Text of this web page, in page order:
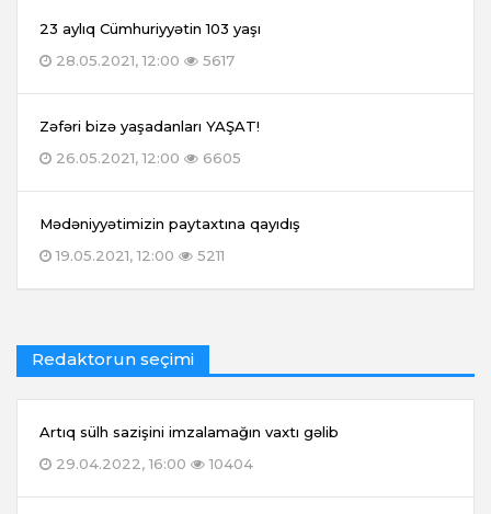
23 aylıq Cümhuriyyətin 103 yaşı
28.05.2021, 12:00
5617
Zəfəri bizə yaşadanları YAŞAT!
26.05.2021, 12:00
6605
Mədəniyyətimizin paytaxtına qayıdış
19.05.2021, 12:00
5211
Redaktorun seçimi
Artıq sülh sazişini imzalamağın vaxtı gəlib
29.04.2022, 16:00
10404